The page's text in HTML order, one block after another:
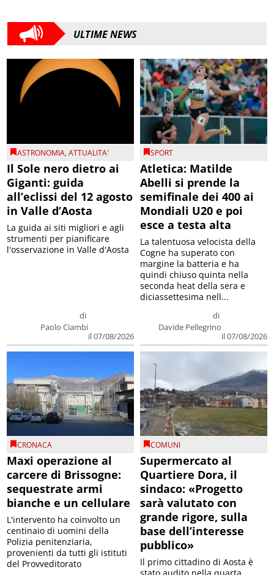
ULTIME NEWS
ASTRONOMIA,ATTUALITA'
Il Sole nero dietro ai
Giganti: guida
all’eclissi del 12 agosto
in Valle d’Aosta
di
Paolo Ciambi
il 07/08/2026
La guida ai siti migliori e agli
strumenti per pianificare
l'osservazione in Valle d'Aosta
SPORT
Atletica: Matilde
Abelli si prende la
semifinale dei 400 ai
Mondiali U20 e poi
esce a testa alta
di
Davide Pellegrino
il 07/08/2026
La talentuosa velocista della
Cogne ha superato con
margine la batteria e ha
quindi chiuso quinta nella
seconda heat della sera e
diciassettesima nell...
CRONACA
Maxi operazione al
carcere di Brissogne:
sequestrate armi
bianche e un cellulare
L'intervento ha coinvolto un
centinaio di uomini della
Polizia penitenziaria,
provenienti da tutti gli istituti
del Provveditorato
COMUNI
Supermercato al
Quartiere Dora, il
sindaco: «Progetto
sarà valutato con
grande rigore, sulla
base dell’interesse
pubblico»
Il primo cittadino di Aosta è